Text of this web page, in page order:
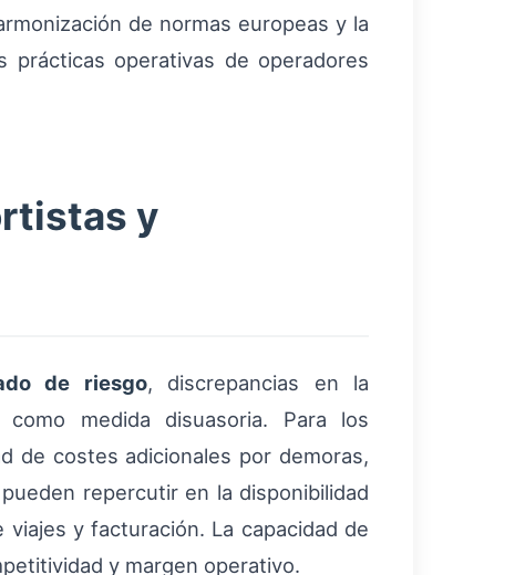
de normas europeas y la
prácticas operativas de operadores
y
de riesgo, discrepancias en la
medida disuasoria. Para los
de costes adicionales por demoras,
repercutir en la disponibilidad
y facturación. La capacidad de
y margen operativo.